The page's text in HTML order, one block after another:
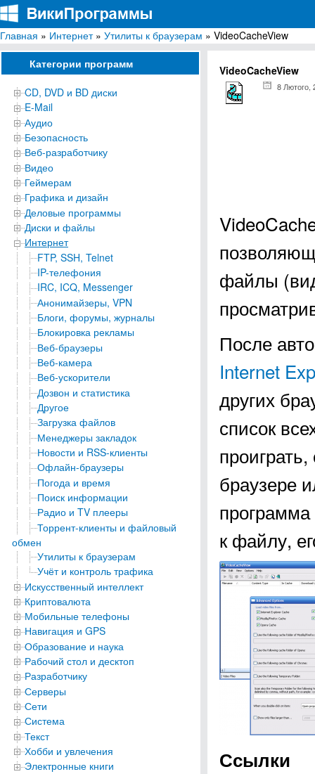
ВикиПрограммы
Энциклопедия бесплатных компьютерных программ для Windows
Главная » Интернет» Утилиты к браузерам » VideoCacheView
Категории программ
CD, DVD и BD диски
E-Mail
Аудио
Безопасность
Веб-разработчику
Видео
Геймерам
Графика и дизайн
Деловые программы
Диски и файлы
Интернет
FTP, SSH, Telnet
IP-телефония
IRC, ICQ, Messenger
Анонимайзеры, VPN
Блоги, форумы, журналы
Блокировка рекламы
Веб-браузеры
Веб-камера
Веб-ускорители
Дозвон и статистика
Другое
Загрузка файлов
Менеджеры закладок
Новости и RSS-клиенты
Офлайн-браузеры
Погода и время
Поиск информации
Радио и TV плееры
Торрент-клиенты и файловый
обмен
Утилиты к браузерам
Учёт и контроль трафика
Искусственный интеллект
Криптовалюта
Мобильные телефоны
Навигация и GPS
Образование и наука
Рабочий стол и десктоп
Разработчику
Серверы
Сети
Система
Текст
Хобби и увлечения
Электронные книги
VideoCacheView
8 Лютого,
файлы
После
Internet
других
список
браузере
программа
к файлу,
Ссылки